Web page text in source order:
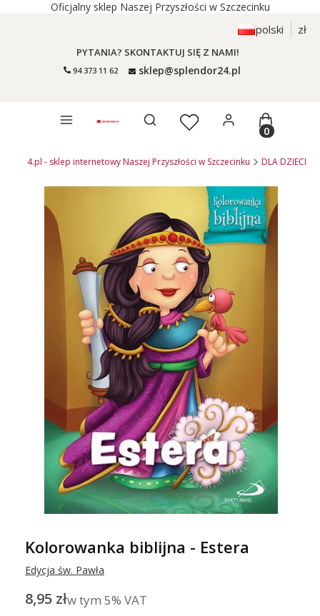
Oficjalny sklep Naszej Przyszłości w Szczecinku
polski zł
PYTANIA? SKONTAKTUJ SIĘ Z NAMI!
94 373 11 62 sklep@splendor24.pl
Otwórz wyszukiwarkęProdukty
- sklep internetowy Naszej Przyszłości w Szczecinku DLA DZIECI
Kolorowanka biblijna - Estera
Edycja św. Pawła
Cena
8,95 złw tym 5% VAT
w tym 5% VAT